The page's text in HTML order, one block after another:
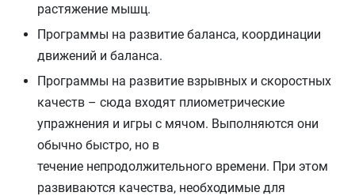
растяжение мышц.
Программы на развитие баланса, координации
движений и баланса.
Программы на развитие взрывных и скоростных
качеств – сюда входят плиометрические
упражнения и игры с мячом. Выполняются они
обычно быстро, но в
течение непродолжительного времени. При этом
развиваются качества, необходимые для